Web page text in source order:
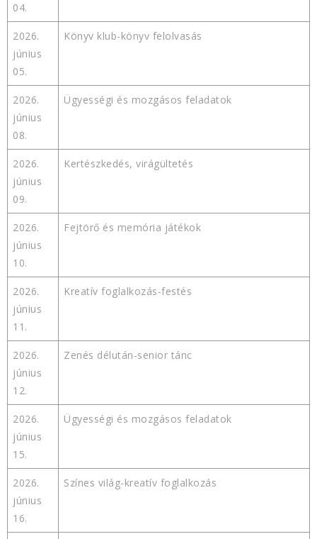
04.
2026.
június
05.
Könyv klub-könyv felolvasás
2026.
június
08.
Ügyességi és mozgásos feladatok
2026.
június
09.
Kertészkedés, virágültetés
2026.
június
10.
Fejtörő és memória játékok
2026.
június
11.
Kreatív foglalkozás-festés
2026.
június
12.
Zenés délután-senior tánc
2026.
június
15.
Ügyességi és mozgásos feladatok
2026.
június
16.
Színes világ-kreatív foglalkozás